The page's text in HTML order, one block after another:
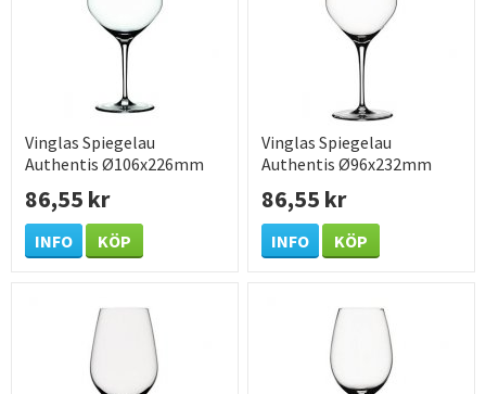
Vinglas Spiegelau
Authentis Ø106x226mm
86,55 kr
INFO KÖP
Vinglas Spiegelau
Authentis Ø96x232mm
86,55 kr
INFO KÖP